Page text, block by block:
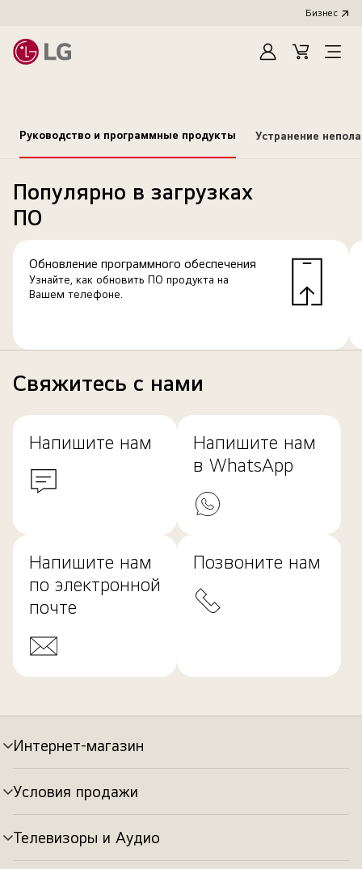
Бизнес
Cart
Open
Руководство и программные продукты Устранение
Популярно в загрузках
ПО
Обновление программного обеспечения
Узнайте, как обновить ПО продукта на
Вашем телефоне.
Свяжитесь с нами
Напишите нам
Напишите нам
в WhatsApp
Напишите нам
по электронной
почте
Позвоните нам
Интернет-магазин
Переключатель
меню
Условия продажи
Переключатель
меню
Телевизоры и Аудио
Переключатель
меню